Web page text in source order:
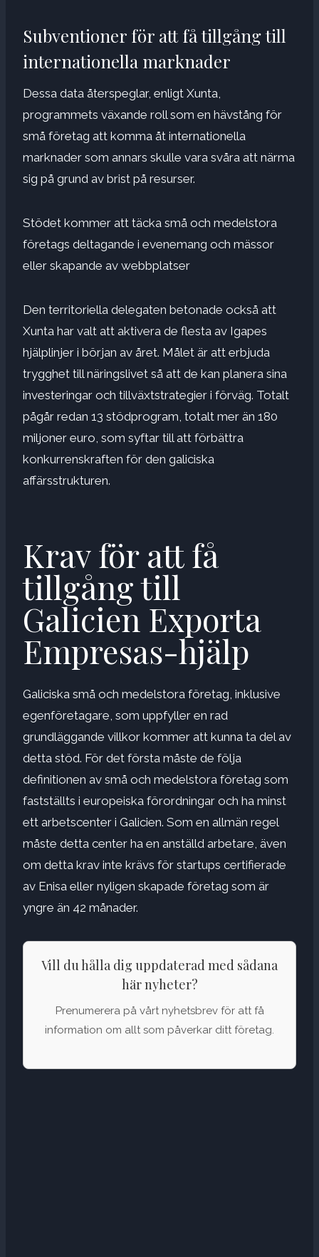
Subventioner för att få tillgång till
internationella marknader
Dessa data återspeglar, enligt Xunta,
programmets växande roll som en hävstång för
små företag att komma åt internationella
marknader som annars skulle vara svåra att närma
sig på grund av brist på resurser.
Stödet kommer att täcka små och medelstora
företags deltagande i evenemang och mässor
eller skapande av webbplatser
Den territoriella delegaten betonade också att
Xunta har valt att aktivera de flesta av Igapes
hjälplinjer i början av året. Målet är att erbjuda
trygghet till näringslivet så att de kan planera sina
investeringar och tillväxtstrategier i förväg. Totalt
pågår redan 13 stödprogram, totalt mer än 180
miljoner euro, som syftar till att förbättra
konkurrenskraften för den galiciska
affärsstrukturen.
Krav för att få
tillgång till
Galicien Exporta
Empresas-hjälp
Galiciska små och medelstora företag, inklusive
egenföretagare, som uppfyller en rad
grundläggande villkor kommer att kunna ta del av
detta stöd. För det första måste de följa
definitionen av små och medelstora företag som
fastställts i europeiska förordningar och ha minst
ett arbetscenter i Galicien. Som en allmän regel
måste detta center ha en anställd arbetare, även
om detta krav inte krävs för startups certifierade
av Enisa eller nyligen skapade företag som är
yngre än 42 månader.
Vill du hålla dig uppdaterad med sådana
här nyheter?
Prenumerera på vårt nyhetsbrev för att få
information om allt som påverkar ditt företag.